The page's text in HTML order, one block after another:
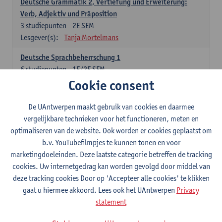
Verb, Adjektiv und Präposition
2E SEM
3 studiepunten
Lesgever(s):
Tanja Mortelmans
Deutsche Sprachbeherrschung 1
1E/2E SEM
6studiepunten
Tanja Mortelmans Alex Haider
Raum
1E/2E SEM
6 studiepunten
Lesgever(s):
Carola Strobl Alex Haider
Engels: verplichte opleidingsonderdelen
Advanced English Grammar for English Language
Professionals
1E/2E SEM
Lesgever(s):
Jim Ureel
Cookie consent
De UAntwerpen maakt gebruik van cookies en daarmee
vergelijkbare technieken voor het functioneren, meten en
optimaliseren van de website. Ook worden er cookies geplaatst om
b.v. YouTubefilmpjes te kunnen tonen en voor
marketingdoeleinden. Deze laatste categorie betreffen de tracking
cookies. Uw internetgedrag kan worden gevolgd door middel van
deze tracking cookies Door op 'Accepteer alle cookies' te klikken
gaat u hiermee akkoord. Lees ook het UAntwerpen Privacy
statement